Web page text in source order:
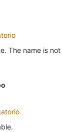
The name is